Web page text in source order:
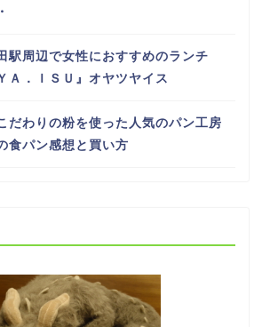
駅周辺で女性におすすめのランチ
Ａ．ＩＳＵ』オヤツヤイス
だわりの粉を使った人気のパン工房
食パン感想と買い方